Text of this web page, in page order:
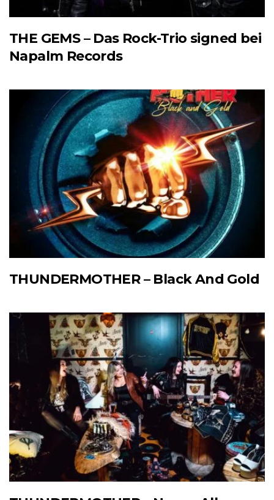
THE GEMS – Das Rock-Trio signed bei
Napalm Records
THUNDERMOTHER – Black And Gold